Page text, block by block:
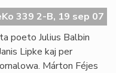
339 2-B, 19 sep 07
poeto Julius Balbin
Lipke kaj per
Márton Féjes